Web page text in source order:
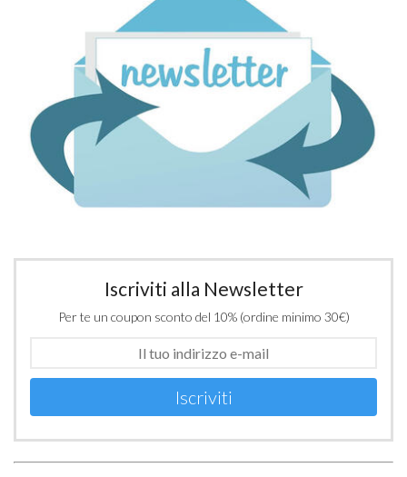
Iscriviti alla Newsletter
Per te un coupon sconto del 10% (ordine minimo 30€)
Iscriviti